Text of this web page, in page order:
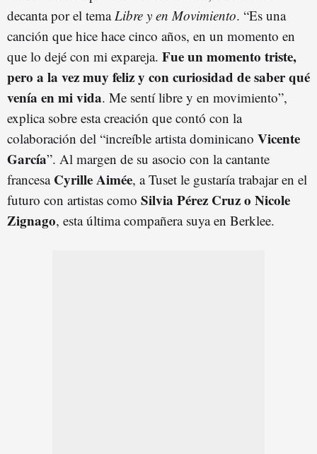
decanta por el temaLibre y en Movimiento. “Es una
canción que hice hace cinco años, en un momento en
que lo dejé con mi expareja. Fue un momento triste,
pero a la vez muy feliz y con curiosidad de saber qué
venía en mi vida. Me sentí libre y en movimiento”,
explica sobre esta creación que contó con la
colaboración del “increíble artista dominicano Vicente
García”. Al margen de su asocio con la cantante
francesa Cyrille Aimée, a Tuset le gustaría trabajar en el
futuro con artistas como Silvia Pérez Cruz o Nicole
Zignago, esta última compañera suya en Berklee.